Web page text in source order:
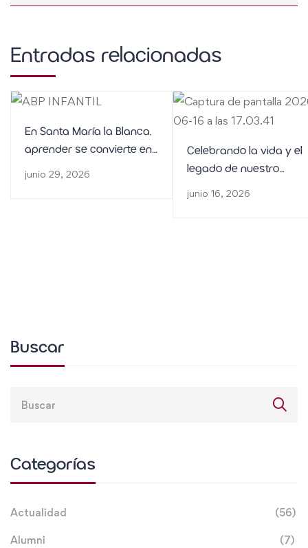
Entradas relacionadas
En Santa María la Blanca,
aprender se convierte en
una aventura
junio 29, 2026
Celebrando la vida y el
legado de nuestro
fundador
junio 16, 2026
Buscar
Categorías
Actualidad (56)
Alumni (7)